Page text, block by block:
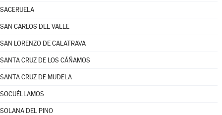
SACERUELA
SAN CARLOS DEL VALLE
SAN LORENZO DE CALATRAVA
SANTA CRUZ DE LOS CÁÑAMOS
SANTA CRUZ DE MUDELA
SOCUÉLLAMOS
SOLANA DEL PINO